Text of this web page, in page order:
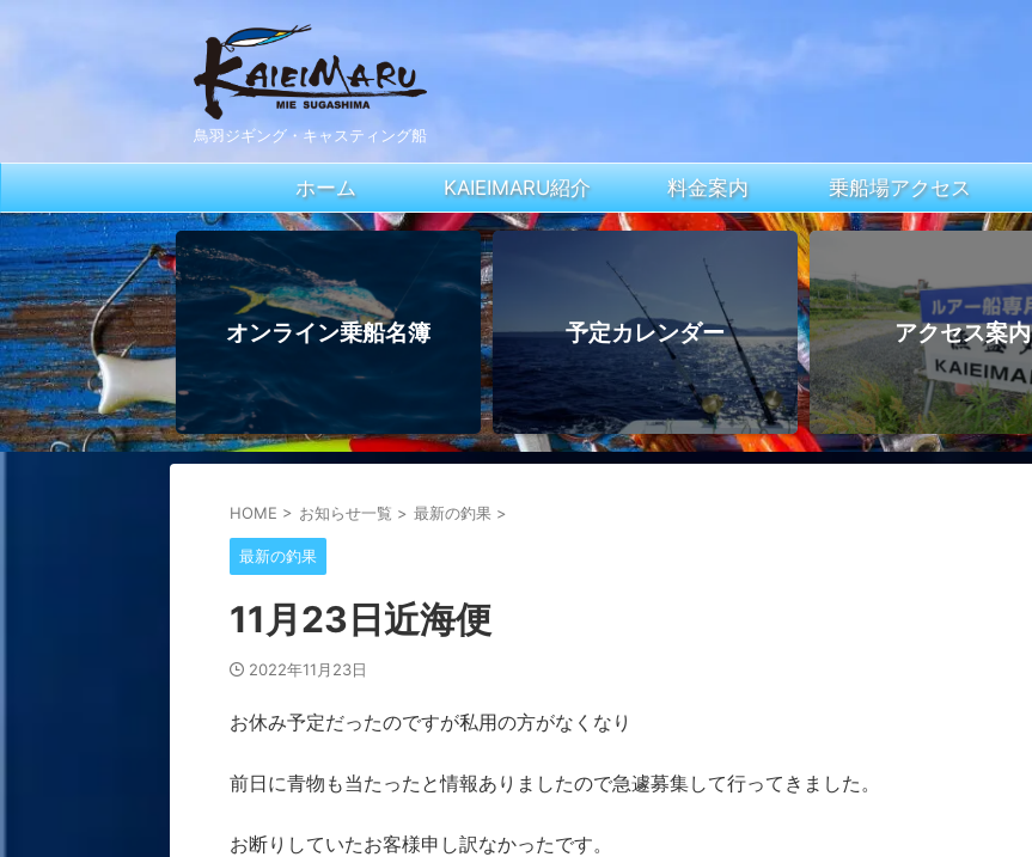
鳥羽ジギング・キャスティング船
ホーム KAIEIMARU紹介 料金案内 乗船場アクセス
オンライン乗船名簿 予定カレンダー アクセス案内
HOME > お知らせ一覧 > 最新の釣果 >
最新の釣果
11月23日近海便
2022年11月23日
お休み予定だったのですが私用の方がなくなり
前日に青物も当たったと情報ありましたので急遽募集して行ってきました。
お断りしていたお客様申し訳なかったです。